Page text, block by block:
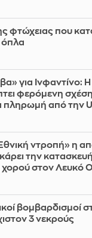
φτώχειας που
όπλα
για Ινφαντίνο:
φερόμενη σχέση
πληρωμή από την
ντροπή» η
την
χορού στον Λευκό
βομβαρδισμοί
3 νεκρούς